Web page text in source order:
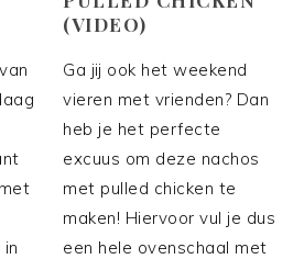
(VIDEO)
Ga jij ook het weekend
vieren met vrienden? Dan
heb je het perfecte
excuus om deze nachos
met pulled chicken te
maken! Hiervoor vul je dus
een hele ovenschaal met